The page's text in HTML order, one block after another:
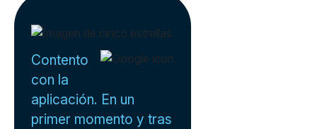
Contento
con la
aplicación. En un
primer momento y tras